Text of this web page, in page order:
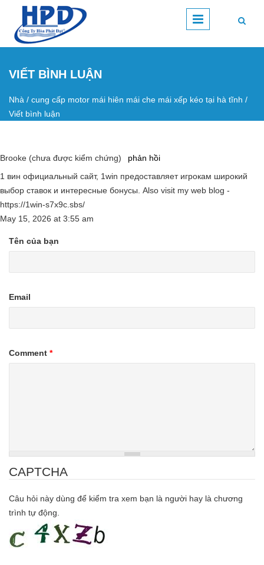
Nhảy đến nội dung
VIẾT BÌNH LUẬN
Bạn đang ở đây
Nhà / cung cấp motor mái hiên mái che mái xếp kéo tại hà tĩnh /
Viết bình luận
Brooke (chưa được kiểm chứng)
phản hồi
1 вин официальный сайт, 1win предоставляет игрокам широкий
выбор ставок и интересные бонусы. Also visit my web blog -
https://1win-s7x9c.sbs/
May 15, 2026 at 3:55 am
Tên của bạn
Email
Comment *
CAPTCHA
Câu hỏi này dùng để kiểm tra xem bạn là người hay là chương
trình tự động.